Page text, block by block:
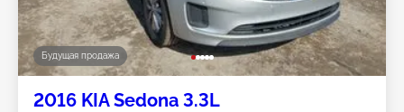
Будущая продажа
2016 KIA Sedona 3.3L